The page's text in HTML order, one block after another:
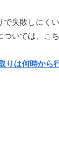
で失敗しにく
ついては、こ
りは何時から